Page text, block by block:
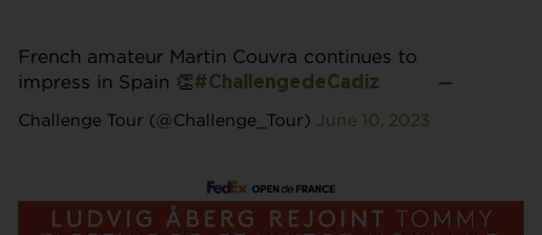
French amateur Martin Couvra continues to
impress in Spain 👏#ChallengedeCadiz —
Challenge Tour (@Challenge_Tour) June 10, 2023